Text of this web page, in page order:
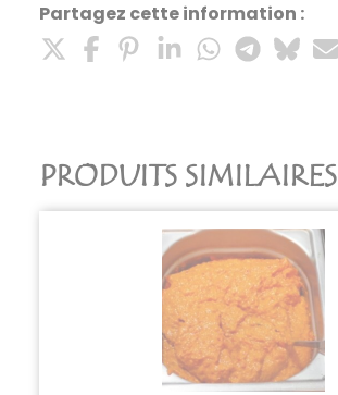
Partagez cette information :
PRODUITS SIMILAIRES